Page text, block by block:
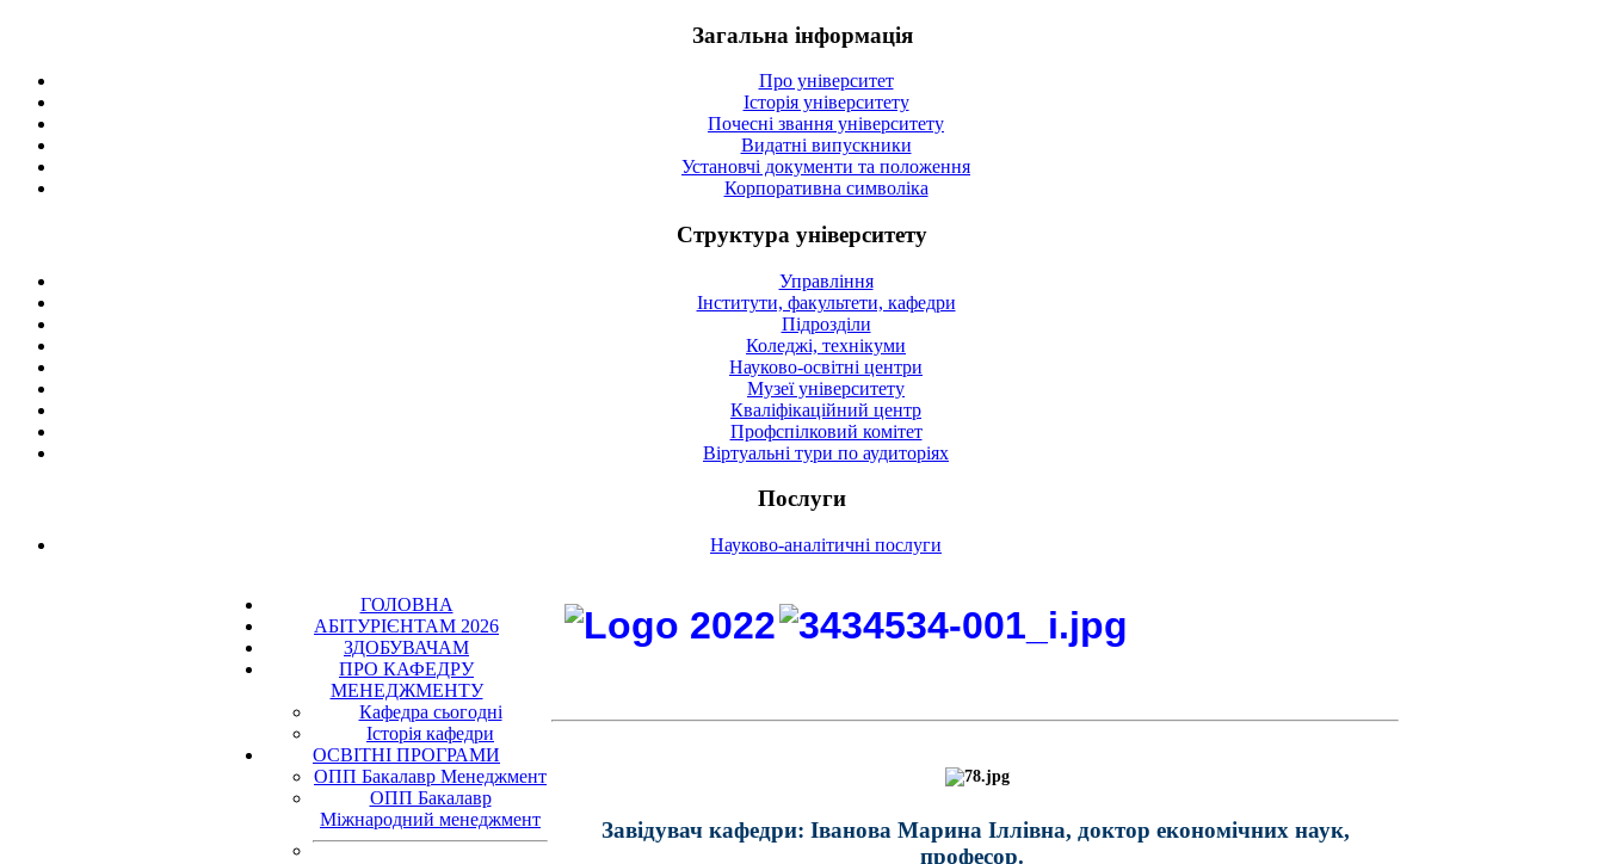
Загальна інформація
Про університет
Історія університету
Почесні звання університету
Видатні випускники
Установчі документи та положення
Корпоративна символiка
Структура університету
Управління
Інститути, факультети, кафедри
Підрозділи
Коледжі, технікуми
Науково-освітні центри
Музеї університету
Кваліфікаційний центр
Профспілковий комітет
Віртуальні тури по аудиторіях
Послуги
Науково-аналітичні послуги
ГОЛОВНА
АБІТУРІЄНТАМ 2026
ЗДОБУВАЧАМ
ПРО КАФЕДРУ
МЕНЕДЖМЕНТУ
Кафедра сьогодні
Історія кафедри
ОСВІТНІ ПРОГРАМИ
ОПП Бакалавр Менеджмент
ОПП Бакалавр
Міжнародний менеджмент
Завідувач кафедри: Іванова Марина Іллівна, доктор економічних наук,
професор.